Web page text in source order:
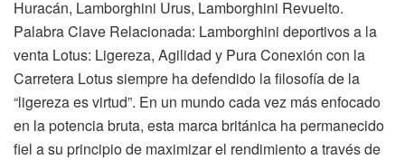
Huracán, Lamborghini Urus, Lamborghini Revuelto.
Palabra Clave Relacionada: Lamborghini deportivos a la
venta Lotus: Ligereza, Agilidad y Pura Conexión con la
Carretera Lotus siempre ha defendido la filosofía de la
“ligereza es virtud”. En un mundo cada vez más enfocado
en la potencia bruta, esta marca británica ha permanecido
fiel a su principio de maximizar el rendimiento a través de